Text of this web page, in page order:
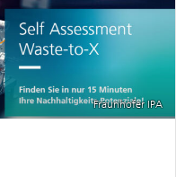
Fraunhofer IPA